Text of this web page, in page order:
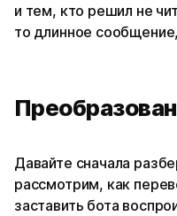
и тем, кто решил не
то длинное
Давайте сначала
рассмотрим, как
заставить бота